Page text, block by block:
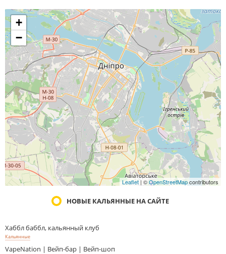
+
−
Leaflet | ©OpenStreetMapcontributors
НОВЫЕ КАЛЬЯННЫЕ НА САЙТЕ
Хаббл баббл, кальянный клуб
Кальянные
VapeNation | Вейп-бар | Вейп-шоп